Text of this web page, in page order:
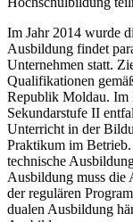
Im Jahr 2014 wurde
Ausbildung findet
Unternehmen statt.
Qualifikationen
Republik Moldau. Im
Sekundarstufe II
Unterricht in der
Praktikum im
technische
Ausbildung muss die
der regulären
dualen Ausbildung